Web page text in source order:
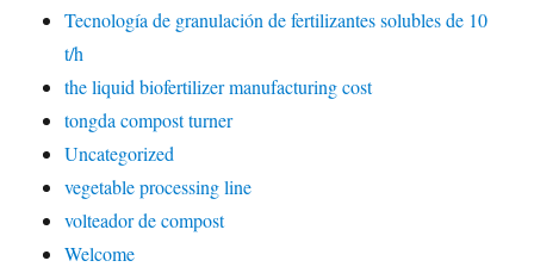
Tecnología de granulación de fertilizantes solubles de 10
t/h
the liquid biofertilizer manufacturing cost
tongda compost turner
Uncategorized
vegetable processing line
volteador de compost
Welcome